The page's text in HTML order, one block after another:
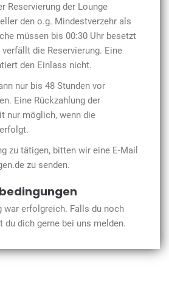
Reservierung der Lounge
den o.g. Mindestverzehr als
müssen bis 00:30 Uhr besetzt
die Reservierung. Eine
den Einlass nicht.
nur bis 48 Stunden vor
Eine Rückzahlung der
nur möglich, wenn die
zu tätigen, bitten wir eine E-Mail
zu senden.
war erfolgreich. Falls du noch
du dich gerne bei uns melden.